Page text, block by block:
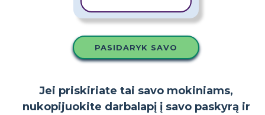
PASIDARYK SAVO
Jei priskiriate tai savo mokiniams,
nukopijuokite darbalapį į savo paskyrą ir